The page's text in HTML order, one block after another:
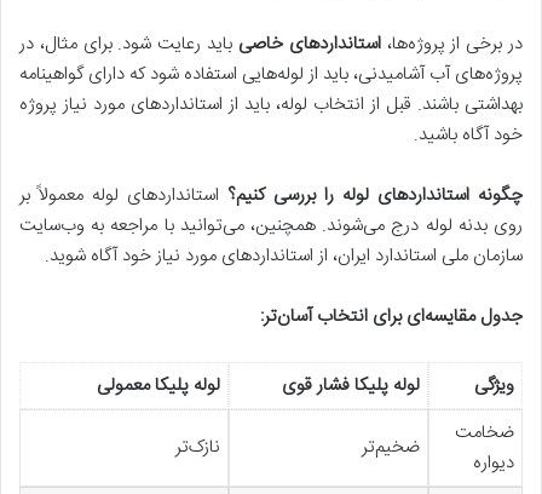
در برخی از پروژه‌ها،استانداردهای خاصی باید رعایت شود. برای مثال، در
پروژه‌های آب آشامیدنی، باید از لوله‌هایی استفاده شود که دارای گواهینامه
بهداشتی باشند. قبل از انتخاب لوله، باید از استانداردهای مورد نیاز پروژه
خود آگاه باشید.
چگونه استانداردهای لوله را بررسی کنیم؟ استانداردهای لوله معمولاً بر
روی بدنه لوله درج می‌شوند. همچنین، می‌توانید با مراجعه به وب‌سایت
سازمان ملی استاندارد ایران، از استانداردهای مورد نیاز خود آگاه شوید.
جدول مقایسه‌ای برای انتخاب آسان‌تر:
ویژگی لوله پلیکا فشار قوی
لوله پلیکا معمولی
ضخامت
دیواره
ضخیم‌تر نازک‌تر